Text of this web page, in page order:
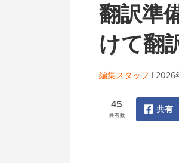
翻訳準
けて翻
編集スタッフ | 2026
共有数
45 共有